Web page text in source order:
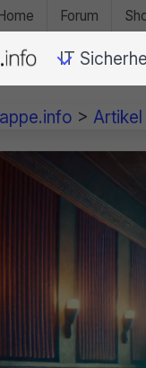
Forum
IT
> Artikel